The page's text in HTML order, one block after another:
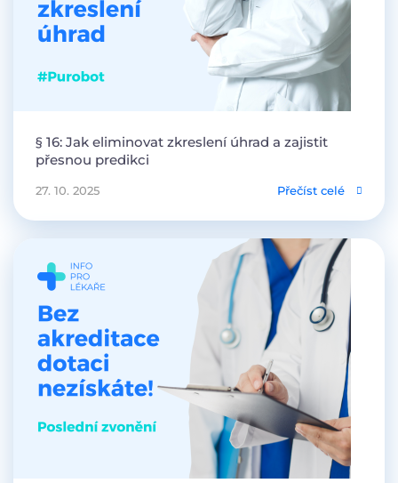
§ 16: Jak eliminovat zkreslení úhrad a zajistit
přesnou predikci
27. 10. 2025 Přečíst celé